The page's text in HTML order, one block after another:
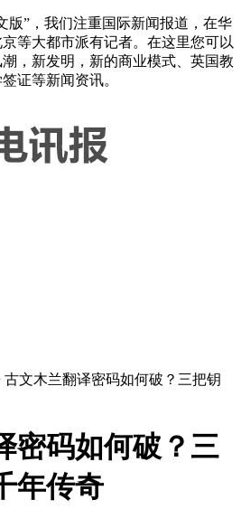
版”，我们注重国际新闻报道，在华
等大都市派有记者。在这里您可以
，新发明，新的商业模式、英国教
证等新闻资讯。
古文木兰翻译密码如何破？三把钥
密码如何破？三
年传奇